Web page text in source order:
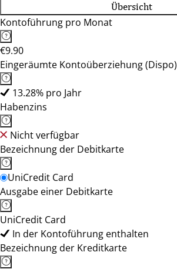
Übersicht
Kontoführung pro Monat
€9.90
Eingeräumte Kontoüberziehung (Dispo)
13.28% pro Jahr
Habenzins
Nicht verfügbar
Bezeichnung der Debitkarte
UniCredit Card
Ausgabe einer Debitkarte
UniCredit Card
In der Kontoführung enthalten
Bezeichnung der Kreditkarte